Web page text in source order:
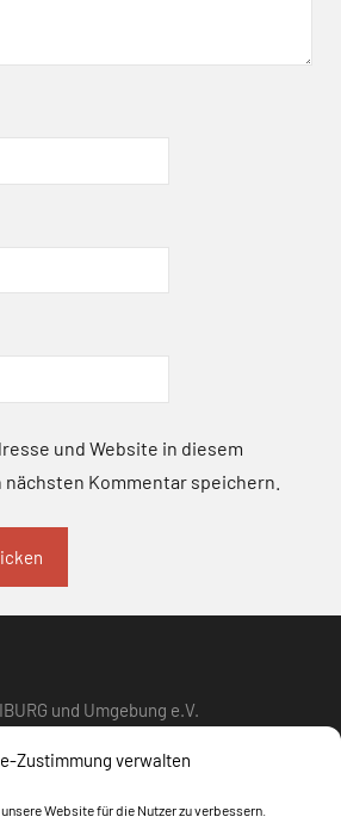
Zustimmung verwalten
Website für die Nutzer zu verbessern.
und Website in diesem
Kommentar speichern.
und Umgebung e.V.